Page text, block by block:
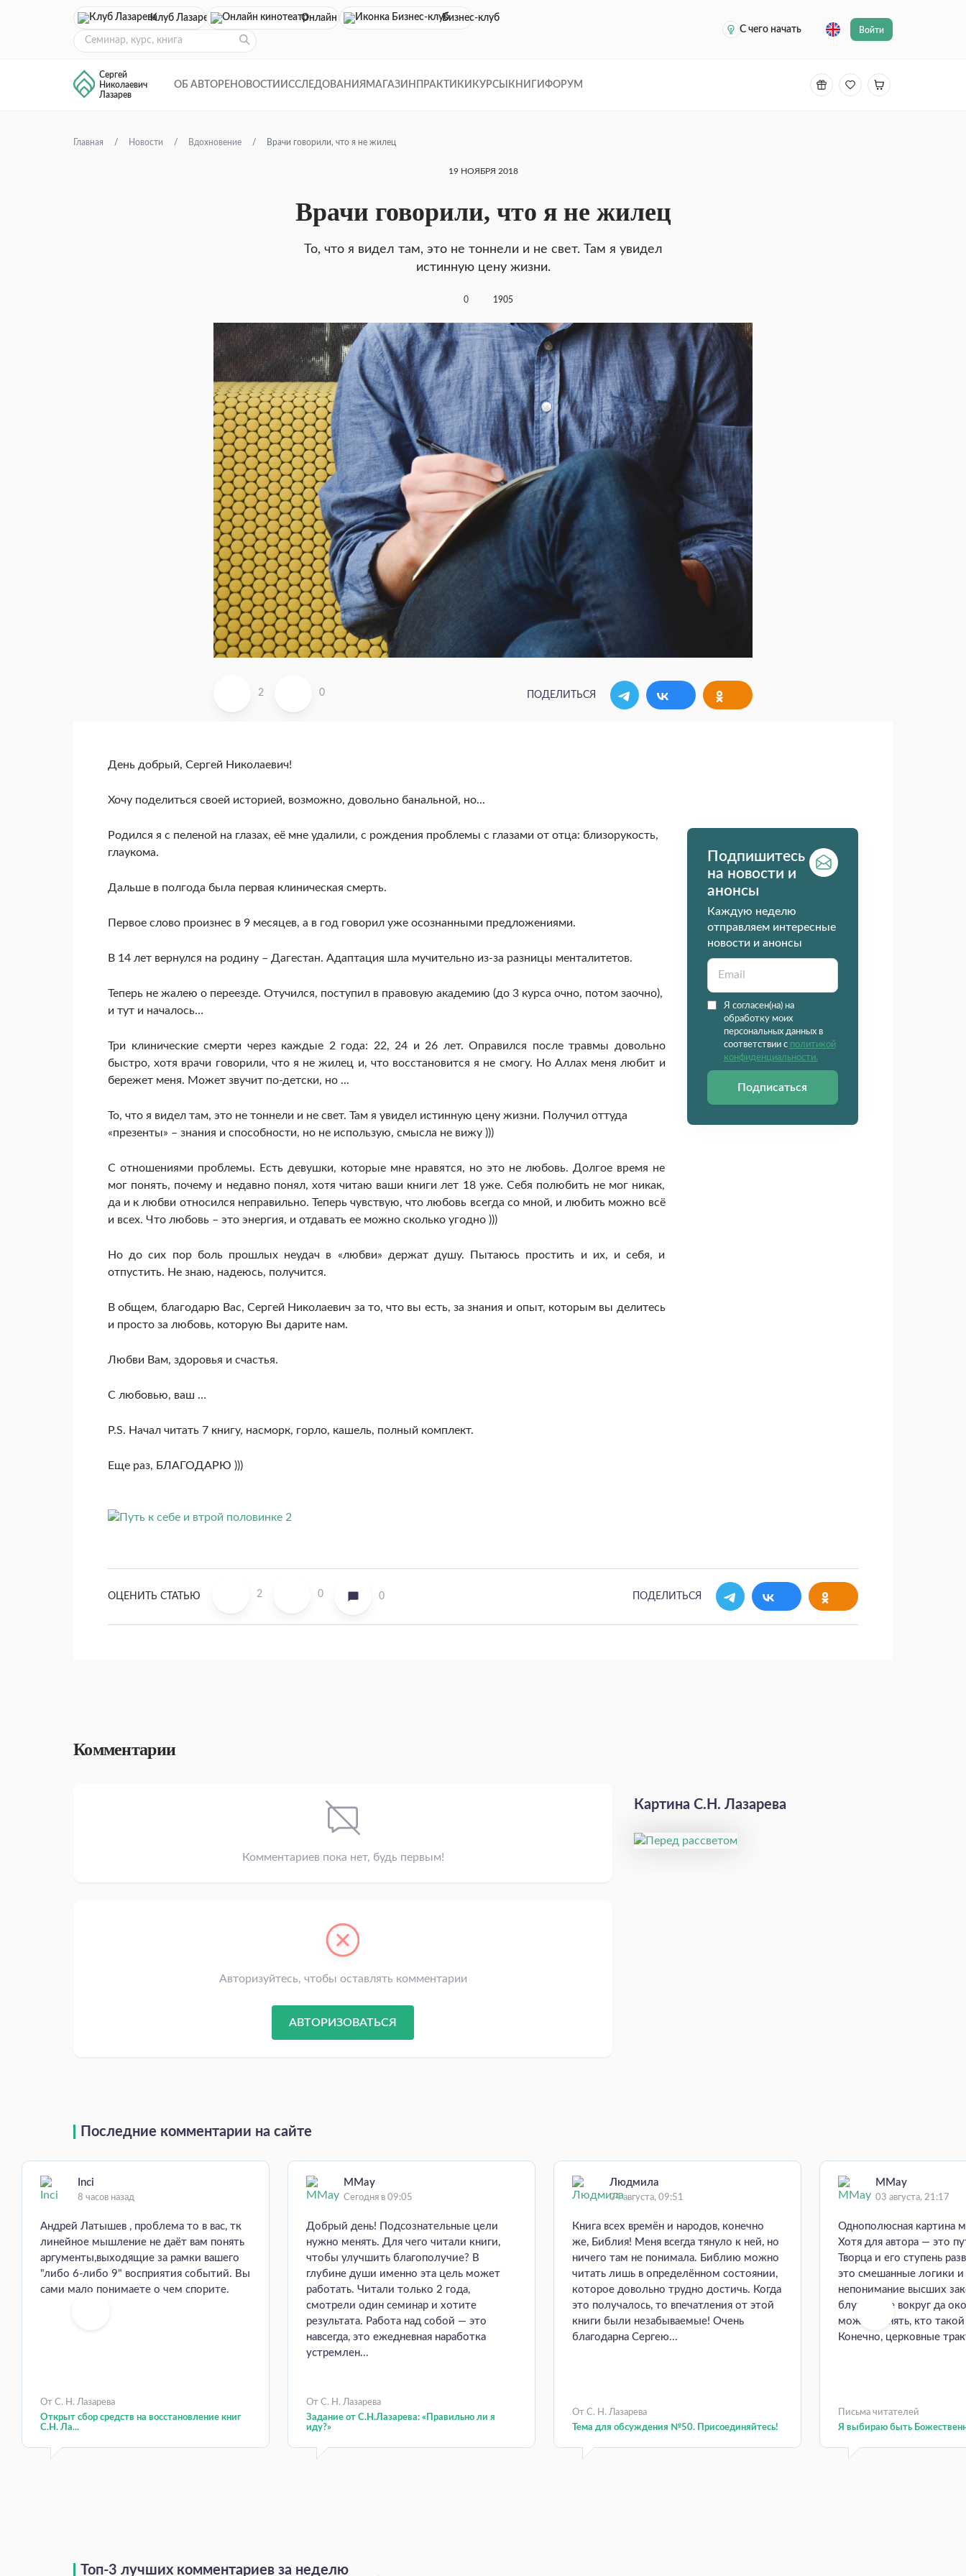
Клуб Лазарева Онлайн кинотеатр
Бизнес-клуб
С чего начать
Войти
Сергей
Николаевич
Лазарев
ОБ АВТОРЕ НОВОСТИ ИССЛЕДОВАНИЯ МАГАЗИН ПРАКТИКИ КУРСЫ КНИГИ ФОРУМ
Главная Новости Вдохновение Врачи говорили, что я не жилец
19 НОЯБРЯ 2018
Врачи говорили, что я не жилец
То, что я видел там, это не тоннели и не свет. Там я увидел
истинную цену жизни.
0 1905
2 0 ПОДЕЛИТЬСЯ
День добрый, Сергей Николаевич!
Хочу поделиться своей историей, возможно, довольно банальной, но...
Родился я с пеленой на глазах, её мне удалили, с рождения проблемы с глазами от отца: близорукость,
глаукома.
Дальше в полгода была первая клиническая смерть.
Первое слово произнес в 9 месяцев, а в год говорил уже осознанными предложениями.
В 14 лет вернулся на родину – Дагестан. Адаптация шла мучительно из-за разницы менталитетов.
Теперь не жалею о переезде. Отучился, поступил в правовую академию (до 3 курса очно, потом заочно),
и тут и началось…
Три клинические смерти через каждые 2 года: 22, 24 и 26 лет. Оправился после травмы довольно
быстро, хотя врачи говорили, что я не жилец и, что восстановится я не смогу. Но Аллах меня любит и
бережет меня. Может звучит по-детски, но ...
То, что я видел там, это не тоннели и не свет. Там я увидел истинную цену жизни. Получил оттуда
«презенты» – знания и способности, но не использую, смысла не вижу )))
С отношениями проблемы. Есть девушки, которые мне нравятся, но это не любовь. Долгое время не
мог понять, почему и недавно понял, хотя читаю ваши книги лет 18 уже. Себя полюбить не мог никак,
да и к любви относился неправильно. Теперь чувствую, что любовь всегда со мной, и любить можно всё
и всех. Что любовь – это энергия, и отдавать ее можно сколько угодно )))
Но до сих пор боль прошлых неудач в «любви» держат душу. Пытаюсь простить и их, и себя, и
отпустить. Не знаю, надеюсь, получится.
В общем, благодарю Вас, Сергей Николаевич за то, что вы есть, за знания и опыт, которым вы делитесь
и просто за любовь, которую Вы дарите нам.
Любви Вам, здоровья и счастья.
С любовью, ваш …
P.S. Начал читать 7 книгу, насморк, горло, кашель, полный комплект.
Еще раз, БЛАГОДАРЮ )))
Подпишитесь
на новости и
анонсы
Каждую неделю
отправляем интересные
новости и анонсы
Я согласен(на) на
обработку моих
персональных данных в
соответствии с политикой
конфиденциальности.
Подписаться
ОЦЕНИТЬ СТАТЬЮ 2 0 0 ПОДЕЛИТЬСЯ
Комментарии
Комментариев пока нет, будь первым!
Авторизуйтесь, чтобы оставлять комментарии
АВТОРИЗОВАТЬСЯ
Картина С.Н. Лазарева
Последние комментарии на сайте
Inci
8 часов назад
Андрей Латышев , проблема то в вас, тк
линейное мышление не даёт вам понять
аргументы,выходящие за рамки вашего
"либо 6-либо 9" восприятия событий. Вы
сами мало понимаете о чем спорите.
От С. Н. Лазарева
Открыт сбор средств на восстановление книг
С.Н. Ла...
MMay
Сегодня в 09:05
Добрый день! Подсознательные цели
нужно менять. Для чего читали книги,
чтобы улучшить благополучие? В
глубине души именно эта цель может
работать. Читали только 2 года,
смотрели один семинар и хотите
результата. Работа над собой — это
навсегда, это ежедневная наработка
устремлен...
От С. Н. Лазарева
Задание от С.Н.Лазарева: «Правильно ли я
иду?»
Людмила
04 августа, 09:51
Книга всех времён и народов, конечно
же, Библия! Меня всегда тянуло к ней, но
ничего там не понимала. Библию можно
читать лишь в определённом состоянии,
которое довольно трудно достичь. Когда
это получалось, то впечатления от этой
книги были незабываемые! Очень
благодарна Сергею...
От С. Н. Лазарева
Тема для обсуждения №50. Присоединяйтесь!
MMay
03 августа, 21:17
Однополюсная картина
Хотя для автора — это
Творца и его ступень
это смешанные логики
непонимание высших
блуждание вокруг да
может понять, кто
Конечно, церковные
Письма читателей
Я выбираю быть
Топ-3 лучших комментариев за неделю